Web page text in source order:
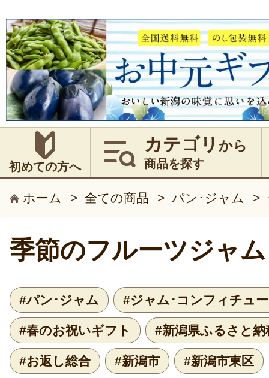
初めての方へ
カテゴリ から
商品を探す
ホーム > 全ての商品 > パン･ジャム >
季節のフルーツジャム
#パン･ジャム #ジャム･コンフィチュ
#春のお祝いギフト #新潟県ふるさと納
#お返し総合 #新潟市 #新潟市東区